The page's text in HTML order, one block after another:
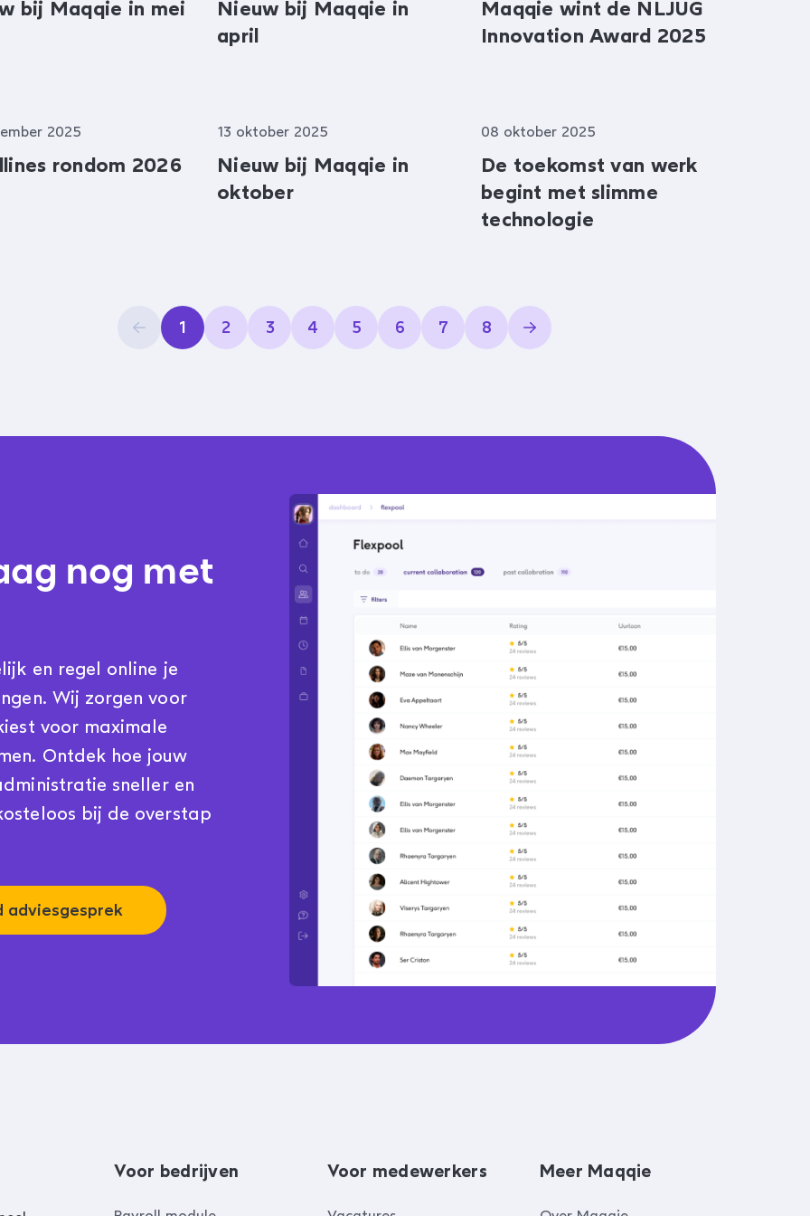
bij Maqqie in mei
Nieuw bij Maqqie in
april
Maqqie wint de NLJUG
Innovation Award 2025
2025
rondom 2026
13 oktober 2025
Nieuw bij Maqqie in
oktober
08 oktober 2025
De toekomst van werk
begint met slimme
technologie
1 2 3 4 5 6 7 8
nog met
en regel online je
Wij zorgen voor
voor maximale
Ontdek hoe jouw
sneller en
bij de overstap
adviesgesprek
Voor bedrijven Voor medewerkers Meer Maqqie